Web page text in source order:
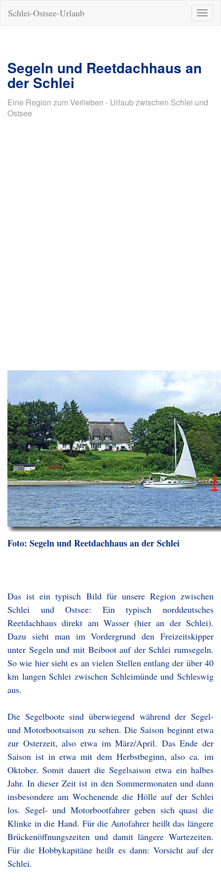
ein-/
Schlei-Ostsee-Urlaub
Segeln und Reetdachhaus an
der Schlei
Eine Region zum Verlieben - Urlaub zwischen Schlei und
Ostsee
Foto: Segeln und Reetdachhaus an der Schlei
Das ist ein typisch Bild für unsere Region zwischen
Schlei und Ostsee: Ein typisch norddeutsches
Reetdachhaus direkt am Wasser (hier an der Schlei).
Dazu sieht man im Vordergrund den Freizeitskipper
unter Segeln und mit Beiboot auf der Schlei rumsegeln.
So wie hier sieht es an vielen Stellen entlang der über 40
km langen Schlei zwischen Schleimünde und Schleswig
aus.
Die Segelboote sind überwiegend während der Segel-
und Motorbootsaison zu sehen. Die Saison beginnt etwa
zur Osterzeit, also etwa im März/April. Das Ende der
Saison ist in etwa mit dem Herbstbeginn, also ca. im
Oktober. Somit dauert die Segelsaison etwa ein halbes
Jahr. In dieser Zeit ist in den Sommermonaten und dann
insbesondere am Wochenende die Hölle auf der Schlei
los. Segel- und Motorbootfahrer geben sich quasi die
Klinke in die Hand. Für die Autofahrer heißt das längere
Brückenöffnungszeiten und damit längere Wartezeiten.
Für die Hobbykapitäne heißt es dann: Vorsicht auf der
Schlei.